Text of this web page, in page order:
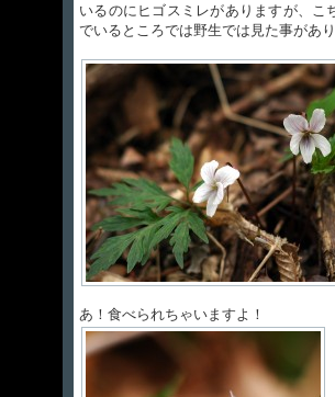
いるのにヒゴスミレがありますが、
でいるところでは野生では見た事があ
あ！食べられちゃいますよ！